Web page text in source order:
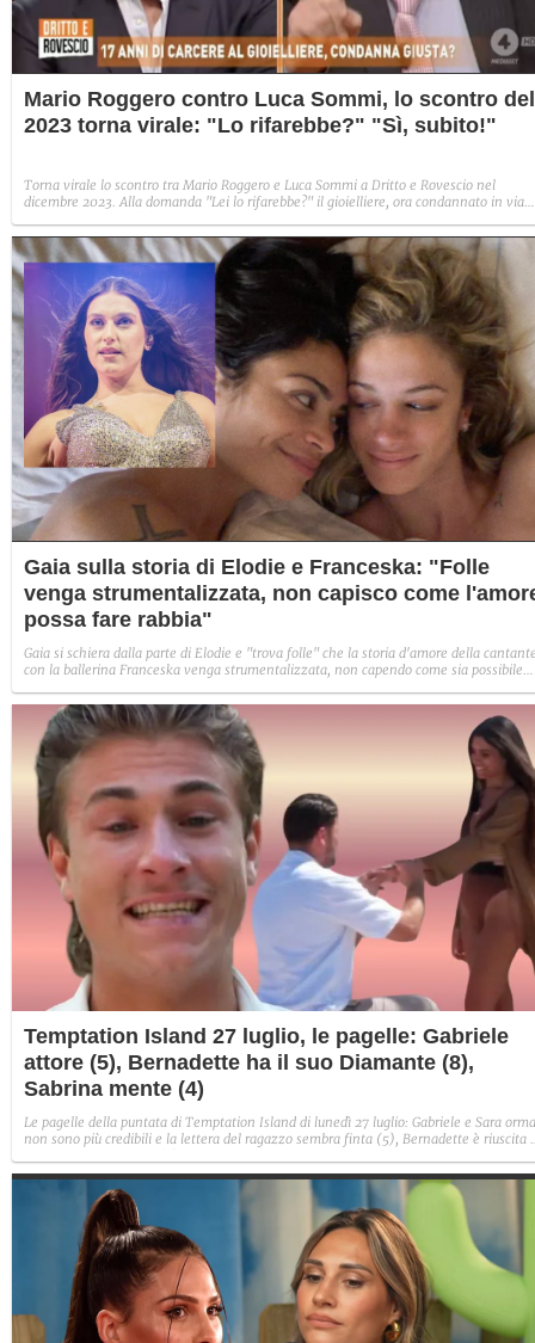
Mario Roggero contro Luca Sommi, lo scontro del
2023 torna virale: "Lo rifarebbe?" "Sì, subito!"
Torna virale lo scontro tra Mario Roggero e Luca Sommi a Dritto e Rovescio nel
dicembre 2023. Alla domanda "Lei lo rifarebbe?" il gioielliere, ora condannato in via
Gaia sulla storia di Elodie e Franceska: "Folle
venga strumentalizzata, non capisco come
possa fare rabbia"
Gaia si schiera dalla parte di Elodie e "trova folle" che la storia d'amore della
con la ballerina Franceska venga strumentalizzata, non capendo come sia possibile
Temptation Island 27 luglio, le pagelle: Gabriele
attore (5), Bernadette ha il suo Diamante (8),
Sabrina mente (4)
Le pagelle della puntata di Temptation Island di lunedì 27 luglio: Gabriele e Sara
non sono più credibili e la lettera del ragazzo sembra finta (5), Bernadette è riuscita
Giovanni che se stessa in un solo momento (4).